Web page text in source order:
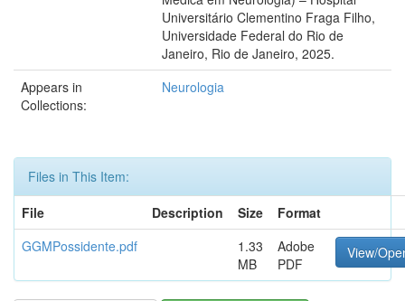
Universitário Clementino Fraga Filho,
Universidade Federal do Rio de
Janeiro, Rio de Janeiro, 2025.
Appears in
Collections:
Neurologia
Files in This Item:
File
Description Size
Format
GGMPossidente.pdf
1.33
MB
Adobe
PDF
View/